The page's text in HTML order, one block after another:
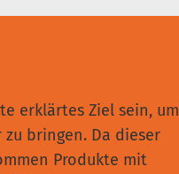
erklärtes Ziel sein, um
bringen. Da dieser
Produkte mit